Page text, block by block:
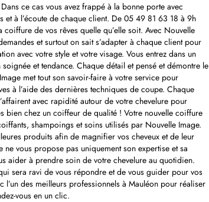
ce cas vous avez frappé à la bonne porte avec
à l’écoute de chaque client. De 05 49 81 63 18 à 9h
de vos rêves quelle qu’elle soit. Avec Nouvelle
et surtout on sait s’adapter à chaque client pour
avec votre style et votre visage. Vous entrez dans un
et tendance. Chaque détail et pensé et démontre le
met tout son savoir-faire à votre service pour
à l’aide des dernières techniques de coupe. Chaque
avec rapidité autour de votre chevelure pour
bien chez un coiffeur de qualité ! Votre nouvelle coiffure
shampoings et soins utilisés par Nouvelle Image.
produits afin de magnifier vos cheveux et de leur
vous propose pas uniquement son expertise et sa
aider à prendre soin de votre chevelure au quotidien.
sera ravi de vous répondre et de vous guider pour vos
des meilleurs professionnels à Mauléon pour réaliser
vous en un clic.